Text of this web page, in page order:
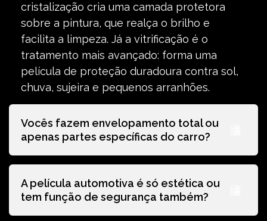
cristalização cria uma camada protetora
sobre a pintura, que realça o brilho e
facilita a limpeza. Já a vitrificação é o
tratamento mais avançado: forma uma
película de proteção duradoura contra sol,
chuva, sujeira e pequenos arranhões.
Vocês fazem envelopamento total ou
apenas partes específicas do carro?
A película automotiva é só estética ou
tem função de segurança também?